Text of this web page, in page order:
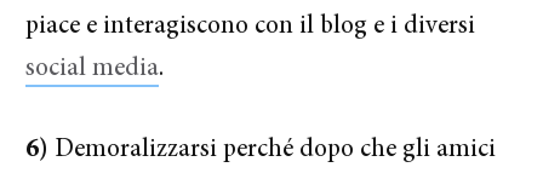
piace e interagiscono con il blog e i diversi
social media.
6) Demoralizzarsi perché dopo che gli amici